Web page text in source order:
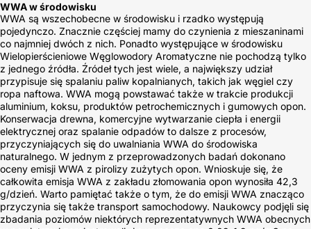
WWA w środowisku
WWA są wszechobecne w środowisku i rzadko występują
pojedynczo. Znacznie częściej mamy do czynienia z mieszaninami
co najmniej dwóch z nich. Ponadto występujące w środowisku
Wielopierścieniowe Węglowodory Aromatyczne nie pochodzą tylko
z jednego źródła. Źródeł tych jest wiele, a największy udział
przypisuje się spalaniu paliw kopalnianych, takich jak węgiel czy
ropa naftowa. WWA mogą powstawać także w trakcie produkcji
aluminium, koksu, produktów petrochemicznych i gumowych opon.
Konserwacja drewna, komercyjne wytwarzanie ciepła i energii
elektrycznej oraz spalanie odpadów to dalsze z procesów,
przyczyniających się do uwalniania WWA do środowiska
naturalnego. W jednym z przeprowadzonych badań dokonano
oceny emisji WWA z pirolizy zużytych opon. Wnioskuje się, że
całkowita emisja WWA z zakładu złomowania opon wynosiła 42,3
g/dzień. Warto pamiętać także o tym, że do emisji WWA znacząco
przyczynia się także transport samochodowy. Naukowcy podjęli się
zbadania poziomów niektórych reprezentatywnych WWA obecnych